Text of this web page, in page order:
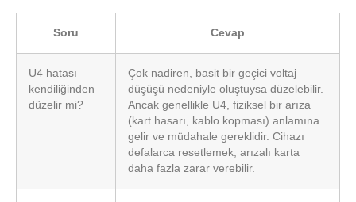
Soru Cevap
U4 hatası
kendiliğinden
düzelir mi?
Çok nadiren, basit bir geçici voltaj
düşüşü nedeniyle oluştuysa düzelebilir.
Ancak genellikle U4, fiziksel bir arıza
(kart hasarı, kablo kopması) anlamına
gelir ve müdahale gereklidir. Cihazı
defalarca resetlemek, arızalı karta
daha fazla zarar verebilir.